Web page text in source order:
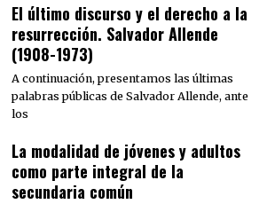
El último discurso y el derecho a la
resurrección. Salvador Allende
(1908-1973)
A continuación, presentamos las últimas
palabras públicas de Salvador Allende, ante
los
La modalidad de jóvenes y adultos
como parte integral de la
secundaria común